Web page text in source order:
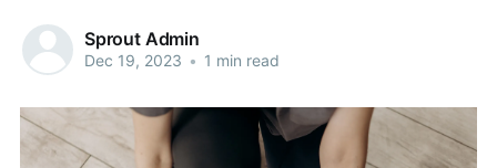
Sprout Admin
Dec 19, 2023 • 1 min read